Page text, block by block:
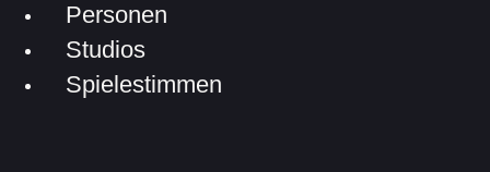
Personen
Studios
Spielestimmen